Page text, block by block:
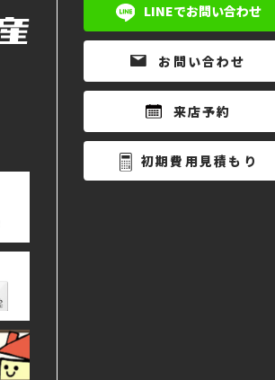
LINEでお問い合わせ
お問い合わせ
来店予約
初期費用見積もり